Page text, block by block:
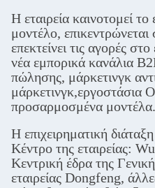
Η εταιρεία καινοτομεί το
μοντέλο,
επεκτείνει τις αγορές
νέα εμπορικά κανάλια
πώλησης, μάρκετινγκ
μάρκετινγκ,εργοστάσια
προσαρμοσμένα μοντέλα.
Η επιχειρηματική διάταξη
Κέντρο της εταιρείας:
Κεντρική έδρα της
εταιρείας Dongfeng,